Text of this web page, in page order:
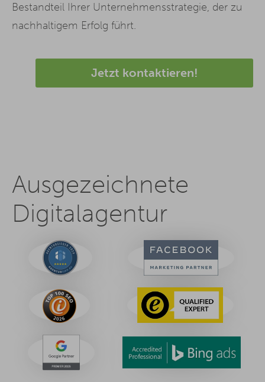
Bestandteil Ihrer Unternehmensstrategie, der zu
nachhaltigem Erfolg führt.
Jetzt kontaktieren!
Ausgezeichnete
Digitalagentur